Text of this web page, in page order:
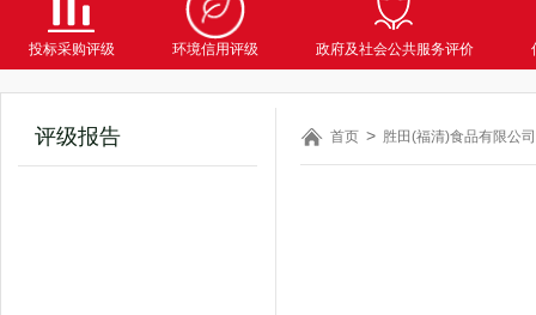
投标采购评级 环境信用评级 政府及社会公共服务评价
评级报告 首页 胜田(福清)食品有限公